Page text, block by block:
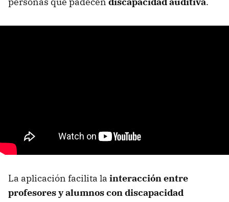
La aplicación facilita la interacción entre
profesores y alumnos con discapacidad